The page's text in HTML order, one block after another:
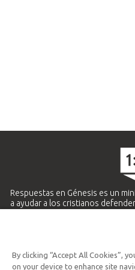
Respuestas en Génesis es un
a ayudar a los cristianos
By clicking “Accept All Cookies”,
on your device to enhance site